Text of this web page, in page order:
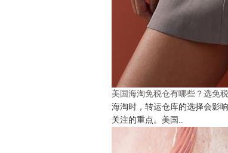
美国海淘免税仓有哪些？选免
海淘时，转运仓库的选择会影
关注的重点。美国..